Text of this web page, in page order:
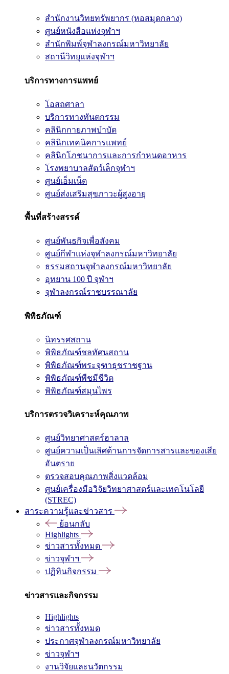
สำนักงานวิทยทรัพยากร (หอสมุดกลาง)
ศูนย์หนังสือแห่งจุฬาฯ
สำนักพิมพ์จุฬาลงกรณ์มหาวิทยาลัย
สถานีวิทยุแห่งจุฬาฯ
บริการทางการแพทย์
โอสถศาลา
บริการทางทันตกรรม
คลินิกกายภาพบำบัด
คลินิกเทคนิคการแพทย์
คลินิกโภชนาการและการกำหนดอาหาร
โรงพยาบาลสัตว์เล็กจุฬาฯ
ศูนย์เอ็มเน็ต
ศูนย์ส่งเสริมสุขภาวะผู้สูงอายุ
พื้นที่สร้างสรรค์
ศูนย์พันธกิจเพื่อสังคม
ศูนย์กีฬาแห่งจุฬาลงกรณ์มหาวิทยาลัย
ธรรมสถานจุฬาลงกรณ์มหาวิทยาลัย
อุทยาน 100 ปี จุฬาฯ
จุฬาลงกรณ์ราชบรรณาลัย
พิพิธภัณฑ์
นิทรรศสถาน
พิพิธภัณฑ์ชลทัศนสถาน
พิพิธภัณฑ์พระจุฑาธุชราชฐาน
พิพิธภัณฑ์พืชมีชีวิต
พิพิธภัณฑ์สมุนไพร
บริการตรวจวิเคราะห์คุณภาพ
ศูนย์วิทยาศาสตร์ฮาลาล
ศูนย์ความเป็นเลิศด้านการจัดการสารและของเสีย
อันตราย
ตรวจสอบคุณภาพสิ่งแวดล้อม
ศูนย์เครื่องมือวิจัยวิทยาศาสตร์และเทคโนโลยี
(STREC)
สาระความรู้และข่าวสาร
ย้อนกลับ
Highlights
ข่าวสารทั้งหมด
ข่าวจุฬาฯ
ปฏิทินกิจกรรม
ข่าวสารและกิจกรรม
Highlights
ข่าวสารทั้งหมด
ประกาศจุฬาลงกรณ์มหาวิทยาลัย
ข่าวจุฬาฯ
งานวิจัยและนวัตกรรม